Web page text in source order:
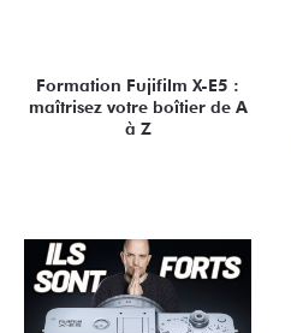
Formation Fujifilm X-E5 :
maîtrisez votre boîtier de A
à Z